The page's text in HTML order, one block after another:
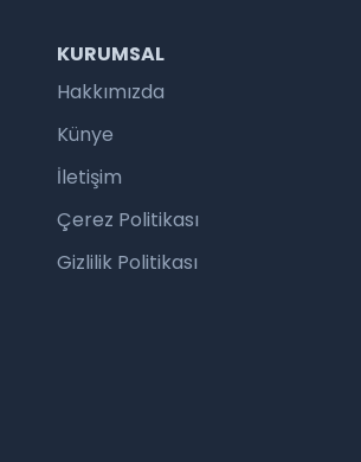
KURUMSAL
Hakkımızda
Künye
İletişim
Çerez Politikası
Gizlilik Politikası